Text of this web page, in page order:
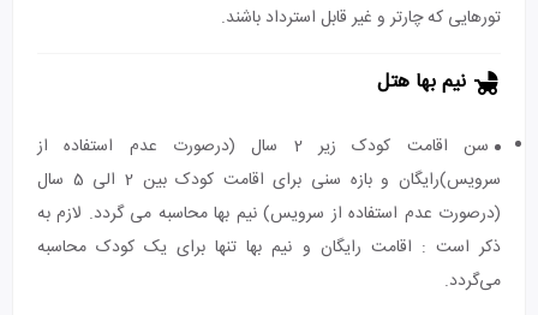
تورهایی که چارتر و غیر قابل استرداد باشند.
نیم بها هتل
سن اقامت کودک زیر 2 سال (درصورت عدم استفاده از
سرویس)رایگان و بازه سنی برای اقامت کودک بین 2 الی 5 سال
(درصورت عدم استفاده از سرویس) نیم بها محاسبه می گردد. لازم به
ذکر است : اقامت رایگان و نیم بها تنها برای یک کودک محاسبه
می‌گردد.